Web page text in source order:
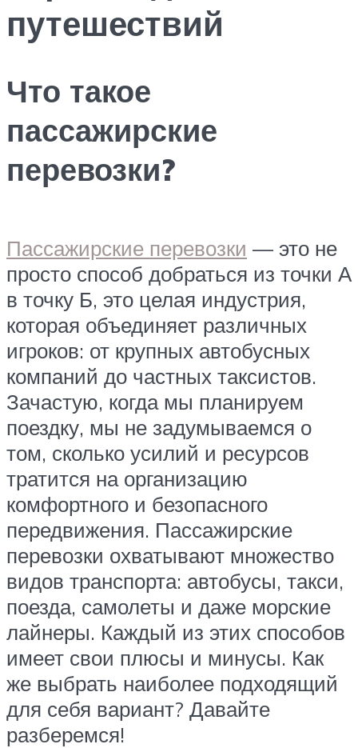
путешествий
Что такое
пассажирские
перевозки?
Пассажирские перевозки — это не
просто способ добраться из точки А
в точку Б, это целая индустрия,
которая объединяет различных
игроков: от крупных автобусных
компаний до частных таксистов.
Зачастую, когда мы планируем
поездку, мы не задумываемся о
том, сколько усилий и ресурсов
тратится на организацию
комфортного и безопасного
передвижения. Пассажирские
перевозки охватывают множество
видов транспорта: автобусы, такси,
поезда, самолеты и даже морские
лайнеры. Каждый из этих способов
имеет свои плюсы и минусы. Как
же выбрать наиболее подходящий
для себя вариант? Давайте
разберемся!